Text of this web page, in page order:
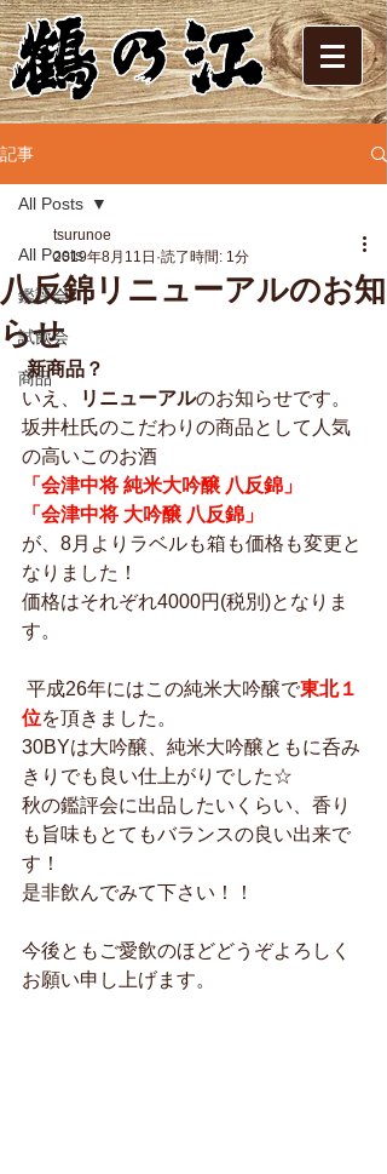
記事
All Posts
鑑評会
試飲会
商品
All Posts
八反錦リニューアルのお知
らせ
tsurunoe
2019年8月11日 読了時間: 1分
新商品？
いえ、
リニューアルのお知らせです。
坂井杜氏のこだわりの商品として人気
の高いこのお酒
「会津中将 純米大吟醸 八反錦」
「会津中将 大吟醸 八反錦」
が、8月よりラベルも箱も価格も変更と
なりました！
価格はそれぞれ4000円(税別)となりま
す。
平成26年にはこの純米大吟醸で東北１
位を頂きました。
30BYは大吟醸、純米大吟醸ともに呑み
きりでも良い仕上がりでした☆
秋の鑑評会に出品したいくらい、香り
も旨味もとてもバランスの良い出来で
す！
是非飲んでみて下さい！！
今後ともご愛飲のほどどうぞよろしく
お願い申し上げます。